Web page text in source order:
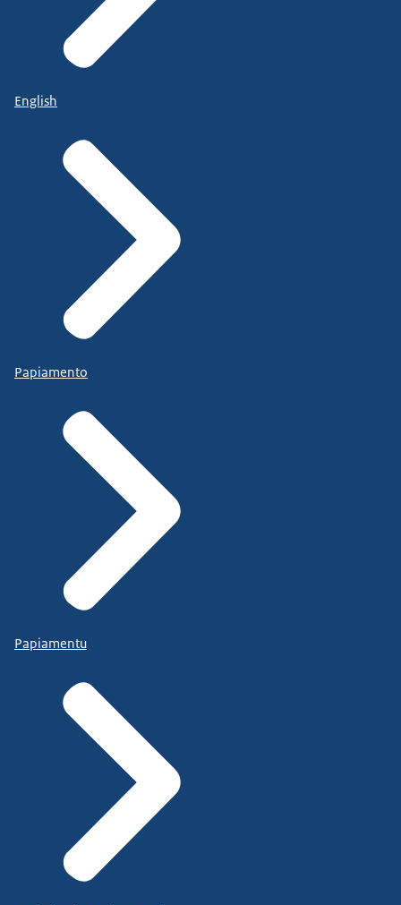
English
Papiamento
Papiamentu